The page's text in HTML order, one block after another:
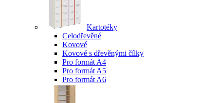
Kartotéky
Celodřevěné
Kovové
Kovové s dřevěnými čílky
Pro formát A4
Pro formát A5
Pro formát A6